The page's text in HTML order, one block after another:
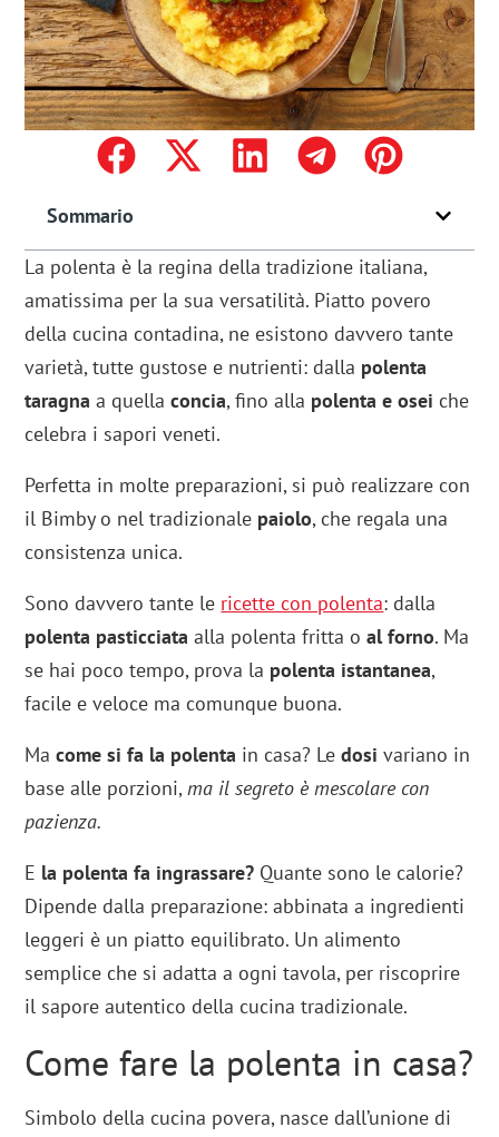
Sommario
La polenta è la regina della tradizione italiana,
amatissima per la sua versatilità. Piatto povero
della cucina contadina, ne esistono davvero tante
varietà, tutte gustose e nutrienti: dalla polenta
taragna a quellaconcia, fino alla polenta e osei che
celebra i sapori veneti.
Perfetta in molte preparazioni, si può realizzare con
il Bimby o nel tradizionale paiolo, che regala una
consistenza unica.
Sono davvero tante le ricette con polenta: dalla
polenta pasticciata alla polenta fritta oal forno. Ma
se hai poco tempo, prova la polenta istantanea,
facile e veloce ma comunque buona.
Macome si fa la polenta in casa? Ledosi variano in
base alle porzioni,ma il segreto è mescolare con
pazienza.
E la polenta fa ingrassare? Quante sono le calorie?
Dipende dalla preparazione: abbinata a ingredienti
leggeri è un piatto equilibrato. Un alimento
semplice che si adatta a ogni tavola, per riscoprire
il sapore autentico della cucina tradizionale.
Come fare la polenta in casa?
Simbolo della cucina povera, nasce dall’unione di